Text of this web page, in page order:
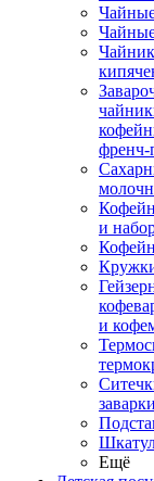
френч-
и
и
Ещё